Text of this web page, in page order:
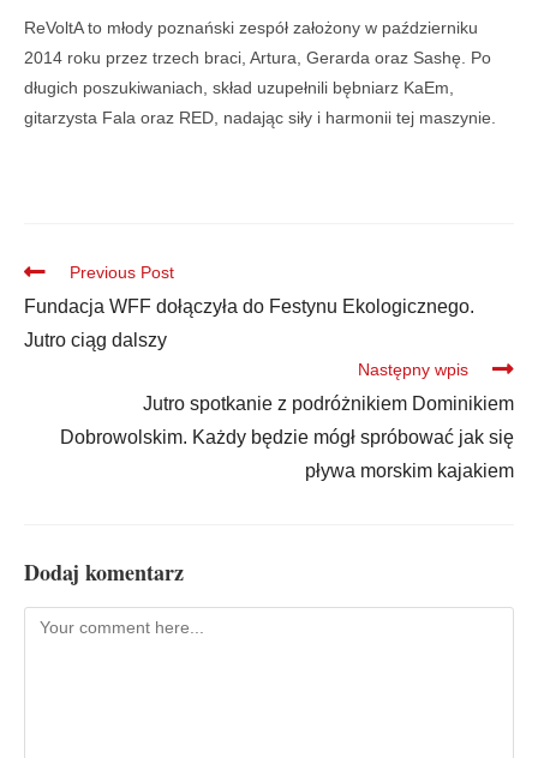
ReVoltA to młody poznański zespół założony w październiku
2014 roku przez trzech braci, Artura, Gerarda oraz Sashę. Po
długich poszukiwaniach, skład uzupełnili bębniarz KaEm,
gitarzysta Fala oraz RED, nadając siły i harmonii tej maszynie.
Previous Post
Fundacja WFF dołączyła do Festynu Ekologicznego.
Jutro ciąg dalszy
Następny wpis
Jutro spotkanie z podróżnikiem Dominikiem
Dobrowolskim. Każdy będzie mógł spróbować jak się
pływa morskim kajakiem
Dodaj komentarz